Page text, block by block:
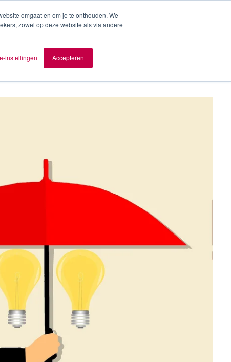
omgaat en om je te onthouden. We
zowel op deze website als via andere
instellingen Accepteren